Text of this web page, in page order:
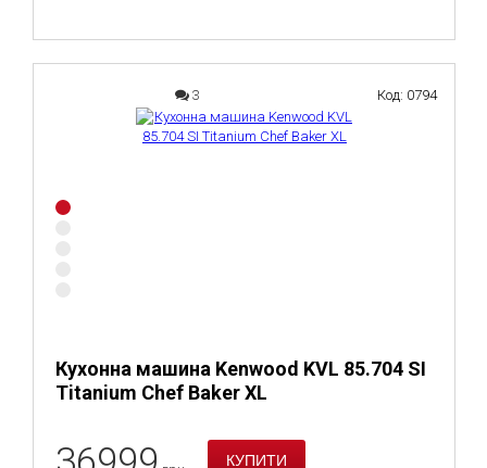
3
Кухонна машина Kenwood KVL 85.704 SI
Titanium Chef Baker XL
Код: 0794